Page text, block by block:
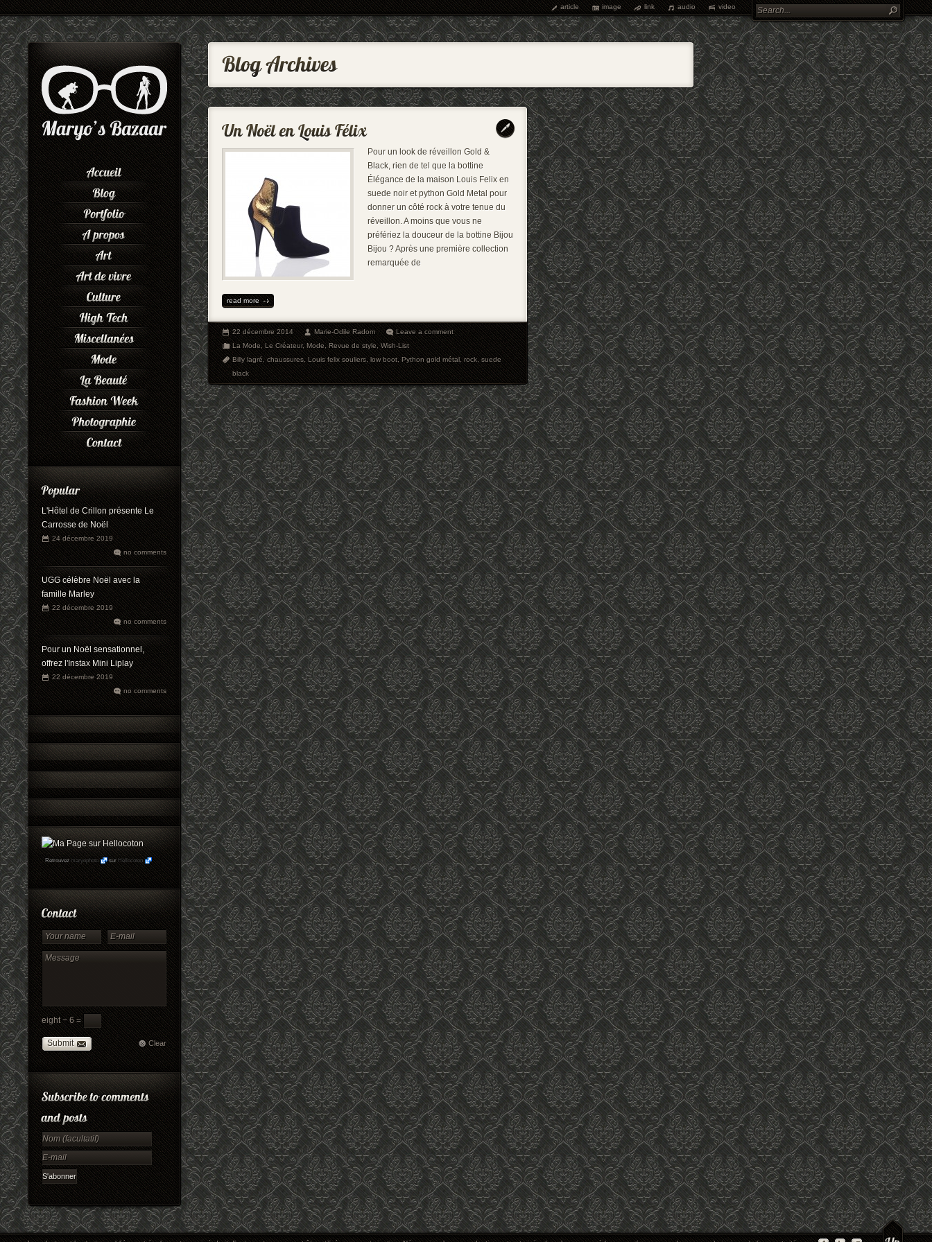
article image link audio video
L'Hôtel de Crillon présente Le
Carrosse de Noël
24 décembre 2019
no comments
UGG célèbre Noël avec la
famille Marley
22 décembre 2019
no comments
Pour un Noël sensationnel,
offrez l'Instax Mini Liplay
22 décembre 2019
no comments
Retrouvez maryophoto sur Hellocoton
eight − 6 =
Submit Clear
Pour un look de réveillon Gold &
Black, rien de tel que la bottine
Élégance de la maison Louis Felix en
suede noir et python Gold Metal pour
donner un côté rock à votre tenue du
réveillon. A moins que vous ne
préfériez la douceur de la bottine Bijou
Bijou ? Après une première collection
remarquée de
read more
22 décembre 2014 Marie-Odile Radom
Leave a comment
La Mode,Le Créateur,Mode,Revue de style,Wish-List
Billy lagré,chaussures,Louis felix souliers,low boot,Python gold métal,rock,suede
black